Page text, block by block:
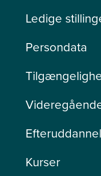
Ledige
Persondata
Kurser